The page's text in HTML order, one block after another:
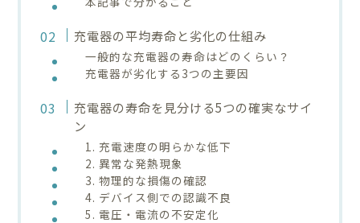
充電器の平均寿命と劣化の仕組み
一般的な充電器の寿命はどのくらい？
充電器が劣化する3つの主要因
充電器の寿命を見分ける5つの確実なサイ
ン
1. 充電速度の明らかな低下
2. 異常な発熱現象
3. 物理的な損傷の確認
4. デバイス側での認識不良
5. 電圧・電流の不安定化